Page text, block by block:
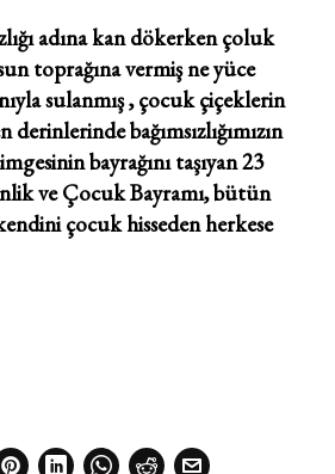
adına kan dökerken çoluk
toprağına vermiş ne yüce
sulanmış , çocuk çiçeklerin
bağımsızlığımızın
bayrağını taşıyan 23
ve Çocuk Bayramı, bütün
çocuk hisseden herkese